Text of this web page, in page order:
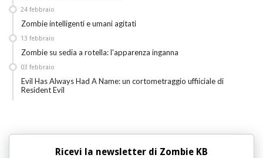
Zombie intelligenti e umani agitati
24 febbraio
Zombie su sedia a rotella: l'apparenza inganna
13 febbraio
Evil Has Always Had A Name: un cortometraggio uffiiciale di
Resident Evil
03 febbraio
Ricevi la newsletter di Zombie KB